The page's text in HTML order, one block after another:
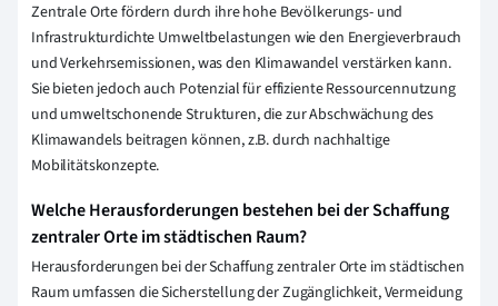
Zentrale Orte fördern durch ihre hohe Bevölkerungs- und
Infrastrukturdichte Umweltbelastungen wie den Energieverbrauch
und Verkehrsemissionen, was den Klimawandel verstärken kann.
Sie bieten jedoch auch Potenzial für effiziente Ressourcennutzung
und umweltschonende Strukturen, die zur Abschwächung des
Klimawandels beitragen können, z.B. durch nachhaltige
Mobilitätskonzepte.
Welche Herausforderungen bestehen bei der Schaffung
zentraler Orte im städtischen Raum?
Herausforderungen bei der Schaffung zentraler Orte im städtischen
Raum umfassen die Sicherstellung der Zugänglichkeit, Vermeidung